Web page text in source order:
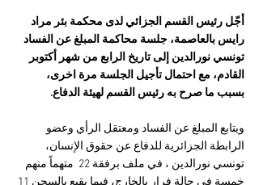
أجّل رئيس القسم الجزائي لدى محكمة بئر مراد
رايس بالعاصمة، جلسة محاكمة المبلغ عن الفساد
تونسي نورالدين إلى تاريخ الرابع من شهر أكتوبر
القادم، مع احتمال تأجيل الجلسة مرة اخرى،
بسبب ما صرح به رئيس القسم لهيئة الدفاع.
ويتابع المبلغ عن الفساد ومعتقل الرأي وعضو
الرابطة الجزائرية للدفاع عن حقوق الإنسان،
تونسي نورالدين ، في ملف برفقة 22  متهماً منهم